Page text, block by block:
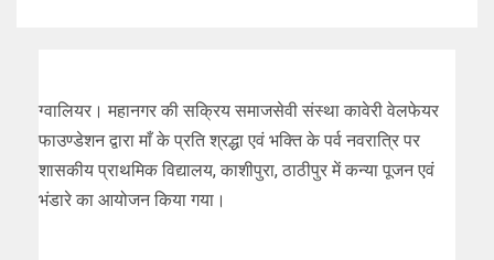
ग्वालियर। महानगर की सक्रिय समाजसेवी संस्था कावेरी वेलफेयर
फाउण्डेशन द्वारा माँ के प्रति श्रद्धा एवं भक्ति के पर्व नवरात्रि पर
शासकीय प्राथमिक विद्यालय, काशीपुरा, ठाठीपुर में कन्या पूजन एवं
भंडारे का आयोजन किया गया।